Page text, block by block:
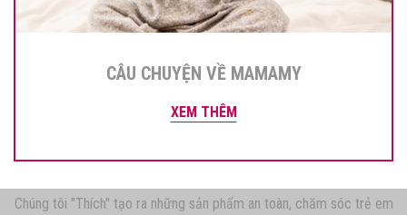
CÂU CHUYỆN VỀ MAMAMY
XEM THÊM
Chúng tôi "Thích" tạo ra những sản phẩm an toàn, chăm sóc trẻ em